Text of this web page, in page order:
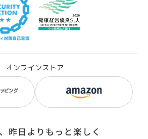
オンラインストア